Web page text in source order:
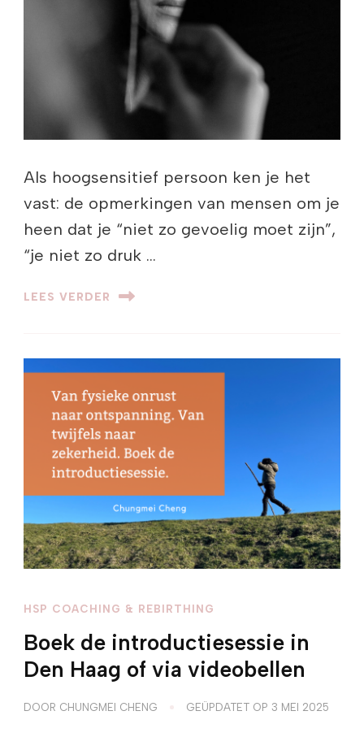
Als hoogsensitief persoon ken je het
vast: de opmerkingen van mensen om je
heen dat je “niet zo gevoelig moet zijn”,
“je niet zo druk …
LEES VERDER
HSP COACHING & REBIRTHING
Boek de introductiesessie in
Den Haag of via videobellen
DOOR CHUNGMEI CHENG GEÜPDATET OP 3 MEI 2025